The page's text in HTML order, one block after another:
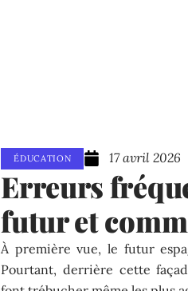
ÉDUCATION 17 avril 2026
Erreurs
futur et
À première vue, le futur
Pourtant, derrière cette